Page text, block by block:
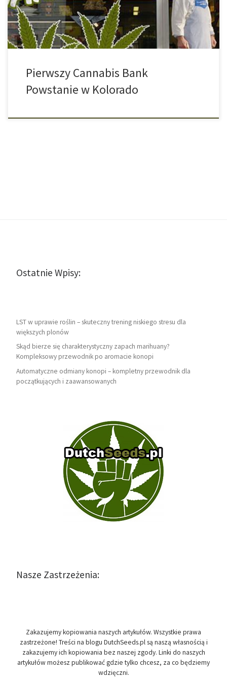
transakcje, które mają jakikolwiek związek z cannabisem z obawy
przed prawem […]
Pierwszy Cannabis Bank
Powstanie w Kolorado
Ostatnie Wpisy:
LST w uprawie roślin – skuteczny trening niskiego stresu dla
większych plonów
Skąd bierze się charakterystyczny zapach marihuany?
Kompleksowy przewodnik po aromacie konopi
Automatyczne odmiany konopi – kompletny przewodnik dla
początkujących i zaawansowanych
Nasze Zastrzeżenia:
Zakazujemy kopiowania naszych artykułów. Wszystkie prawa
zastrzeżone! Treści na blogu DutchSeeds.pl są naszą własnością i
zakazujemy ich kopiowania bez naszej zgody. Linki do naszych
artykułów możesz publikować gdzie tylko chcesz, za co będziemy
wdzięczni.